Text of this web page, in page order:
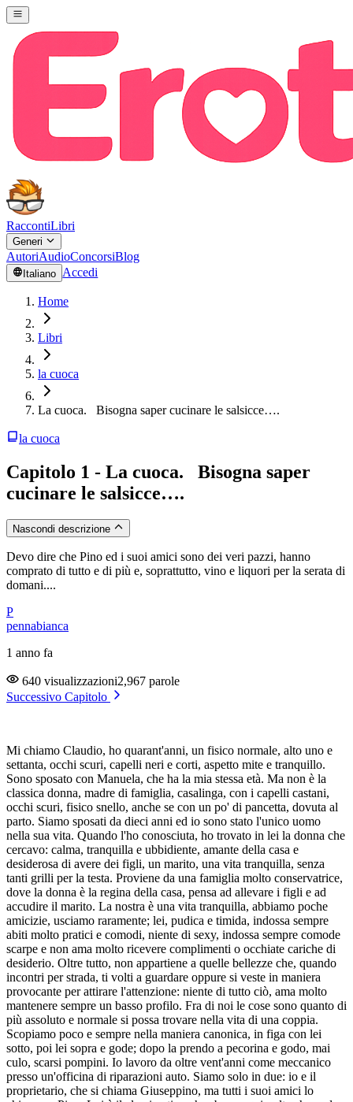
RaccontiLibri
Generi
AutoriAudioConcorsiBlog
Italiano Accedi
Home
Libri
la cuoca
La cuoca. Bisogna saper cucinare le salsicce….
la cuoca
Capitolo 1 - La cuoca. Bisogna saper
cucinare le salsicce….
Nascondi descrizione
Devo dire che Pino ed i suoi amici sono dei veri pazzi, hanno
comprato di tutto e di più e, soprattutto, vino e liquori per la serata di
domani....
P
pennabianca
1 anno fa
640 visualizzazioni2,967 parole
Successivo Capitolo
Mi chiamo Claudio, ho quarant'anni, un fisico normale, alto uno e
settanta, occhi scuri, capelli neri e corti, aspetto mite e tranquillo.
Sono sposato con Manuela, che ha la mia stessa età. Ma non è la
classica donna, madre di famiglia, casalinga, con i capelli castani,
occhi scuri, fisico snello, anche se con un po' di pancetta, dovuta al
parto. Siamo sposati da dieci anni ed io sono stato l'unico uomo
nella sua vita. Quando l'ho conosciuta, ho trovato in lei la donna che
cercavo: calma, tranquilla e ubbidiente, amante della casa e
desiderosa di avere dei figli, un marito, una vita tranquilla, senza
tanti grilli per la testa. Proviene da una famiglia molto conservatrice,
dove la donna è la regina della casa, pensa ad allevare i figli e ad
accudire il marito. La nostra è una vita tranquilla, abbiamo poche
amicizie, usciamo raramente; lei, pudica e timida, indossa sempre
abiti molto pratici e comodi, niente di sexy, indossa sempre comode
scarpe e non ama molto ricevere complimenti o occhiate cariche di
desiderio. Oltre tutto, non appartiene a quelle bellezze che, quando
incontri per strada, ti volti a guardare oppure si veste in maniera
provocante per attirare l'attenzione: niente di tutto ciò, ama molto
mantenere sempre un basso profilo. Fra di noi le cose sono quanto di
più assoluto e normale si possa trovare nella vita di una coppia.
Scopiamo poco e sempre nella maniera canonica, in figa con lei
sotto, poi lei sopra e gode; dopo la prendo a pecorina e godo, mai
culo, scarsi pompini. Io lavoro da oltre vent'anni come meccanico
presso un'officina di riparazioni auto. Siamo solo in due: io e il
proprietario, che si chiama Giuseppino, ma tutti i suoi amici lo